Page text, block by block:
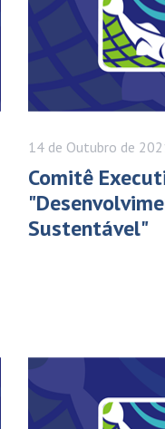
14 de Outubro de
Comitê
Sustentável"